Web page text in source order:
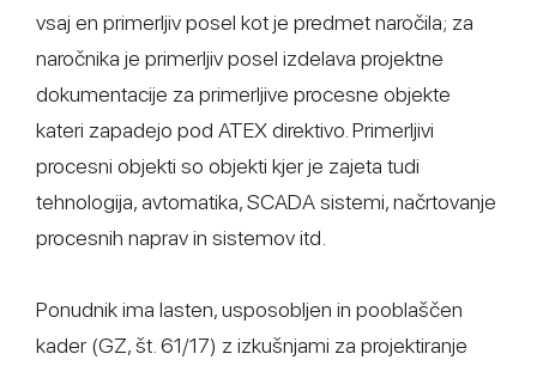
vsaj en primerljiv posel kot je predmet naročila; za
naročnika je primerljiv posel izdelava projektne
dokumentacije za primerljive procesne objekte
kateri zapadejo pod ATEX direktivo. Primerljivi
procesni objekti so objekti kjer je zajeta tudi
tehnologija, avtomatika, SCADA sistemi, načrtovanje
procesnih naprav in sistemov itd.
Ponudnik ima lasten, usposobljen in pooblaščen
kader (GZ, št. 61/17) z izkušnjami za projektiranje